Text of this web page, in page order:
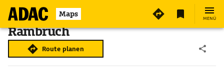
Maps MENÜ
Rambruch
Route planen